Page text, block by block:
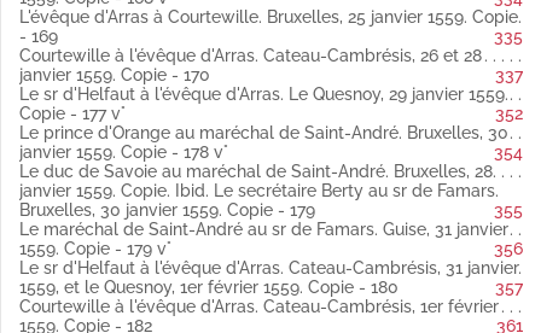
Fol. 136 L'évêque d'Arras au duc de Savoie. Cercamp, 29
novembre 1558 latin
Copie (Publié par Weiss).
Fol. 136 vo Le roi Philippe II aux plénipotentiaires espagnols.
Groenendale, jour de S. André 1558 latin
Copie (Publié par Weiss).
Fol. 137 Le duc de Savoie à l'évêque d'Arras. Bruxelles, jour de
S. André 1558 espagnol
Copie. (Anal. publiée par Weiss).
Fol. 138 Premier projet de prorogation de la suspension
d'armes rejeté par les Français. Cercamp, 30 novembre 1558
latin
Copie.
Fol. 139 Projet de la prorogation de la suspension d'armes
suivant laquelle ont été congédiés les plénipotentiaires.
Cercamp, 1er décembre 1558 latin
Copie.
L'évêque d'Arras à Courtewille. Bruxelles, 25 janvier 1559. Copie
- 169
335
Courtewille à l'évêque d'Arras. Cateau-Cambrésis, 26 et 28
janvier 1559. Copie - 170
337
Le sr d'Helfaut à l'évêque d'Arras. Le Quesnoy, 29 janvier 1559.
Copie - 177 v°
352
Le prince d'Orange au maréchal de Saint-André. Bruxelles, 30
janvier 1559. Copie - 178 v°
354
Le duc de Savoie au maréchal de Saint-André. Bruxelles, 28
janvier 1559. Copie. Ibid. Le secrétaire Berty au sr de Famars.
Bruxelles, 30 janvier 1559. Copie - 179
355
Le maréchal de Saint-André au sr de Famars. Guise, 31 janvier
1559. Copie - 179 v°
356
Le sr d'Helfaut à l'évêque d'Arras. Cateau-Cambrésis, 31 janvier
1559, et le Quesnoy, 1er février 1559. Copie - 180
357
Courtewille à l'évêque d'Arras. Cateau-Cambrésis, 1er février
1559. Copie - 182
361